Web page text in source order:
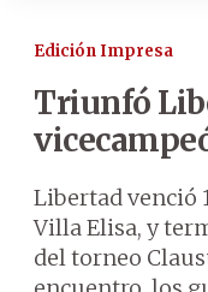
Edición Impresa
Triunfó
Libertad venció
Villa Elisa, y
del torneo